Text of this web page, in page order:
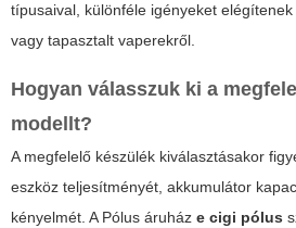
típusaival, különféle igényeket
vagy tapasztalt vaperekről.
Hogyan válasszuk ki a
modellt?
A megfelelő készülék kiválasztásakor
eszköz teljesítményét, akkumulátor
kényelmét. A Pólus áruház e cigi pólus